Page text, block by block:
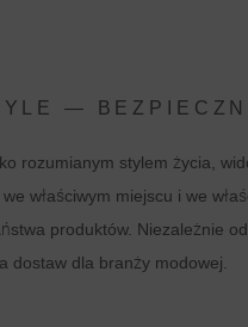
—
rozumianym stylem życia,
właściwym miejscu i we
produktów. Niezależnie
dostaw dla branży modowej.